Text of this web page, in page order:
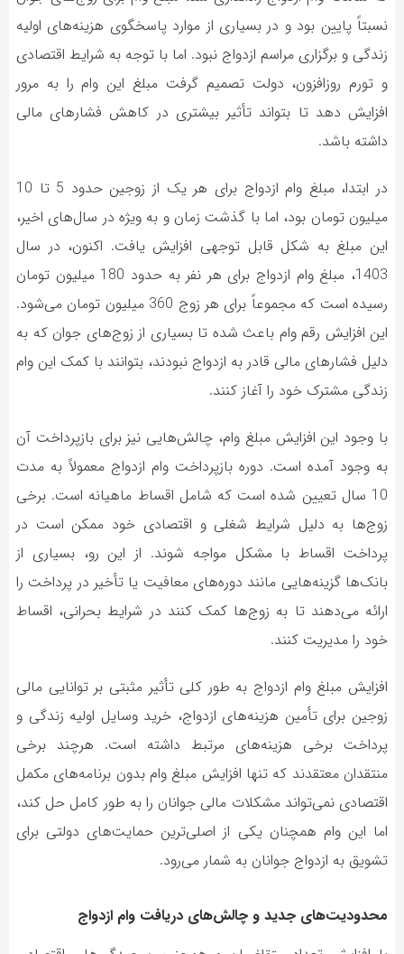
نسبتاً پایین بود و در بسیاری از موارد پاسخگوی هزینه‌های اولیه
زندگی و برگزاری مراسم ازدواج نبود. اما با توجه به شرایط اقتصادی
و تورم روزافزون، دولت تصمیم گرفت مبلغ این وام را به مرور
افزایش دهد تا بتواند تأثیر بیشتری در کاهش فشارهای مالی
داشته باشد.
در ابتدا، مبلغ وام ازدواج برای هر یک از زوجین حدود 5 تا 10
میلیون تومان بود، اما با گذشت زمان و به ویژه در سال‌های اخیر،
این مبلغ به شکل قابل توجهی افزایش یافت. اکنون، در سال
1403، مبلغ وام ازدواج برای هر نفر به حدود 180 میلیون تومان
رسیده است که مجموعاً برای هر زوج 360 میلیون تومان می‌شود.
این افزایش رقم وام باعث شده تا بسیاری از زوج‌های جوان که به
دلیل فشارهای مالی قادر به ازدواج نبودند، بتوانند با کمک این وام
زندگی مشترک خود را آغاز کنند.
با وجود این افزایش مبلغ وام، چالش‌هایی نیز برای بازپرداخت آن
به وجود آمده است. دوره بازپرداخت وام ازدواج معمولاً به مدت
10 سال تعیین شده است که شامل اقساط ماهیانه است. برخی
زوج‌ها به دلیل شرایط شغلی و اقتصادی خود ممکن است در
پرداخت اقساط با مشکل مواجه شوند. از این رو، بسیاری از
بانک‌ها گزینه‌هایی مانند دوره‌های معافیت یا تأخیر در پرداخت را
ارائه می‌دهند تا به زوج‌ها کمک کنند در شرایط بحرانی، اقساط
خود را مدیریت کنند.
افزایش مبلغ وام ازدواج به طور کلی تأثیر مثبتی بر توانایی مالی
زوجین برای تأمین هزینه‌های ازدواج، خرید وسایل اولیه زندگی و
پرداخت برخی هزینه‌های مرتبط داشته است. هرچند برخی
منتقدان معتقدند که تنها افزایش مبلغ وام بدون برنامه‌های مکمل
اقتصادی نمی‌تواند مشکلات مالی جوانان را به طور کامل حل کند،
اما این وام همچنان یکی از اصلی‌ترین حمایت‌های دولتی برای
تشویق به ازدواج جوانان به شمار می‌رود.
محدودیت‌های جدید و چالش‌های دریافت وام ازدواج